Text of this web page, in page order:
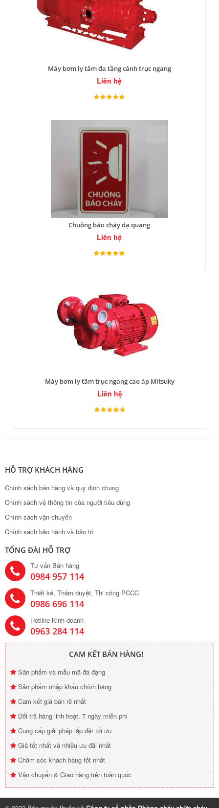
Máy bơm ly tâm đa tầng cánh trục ngang
Liên hệ
Chuông báo cháy dạ quang
Liên hệ
Máy bơm ly tâm trục ngang cao áp Mitsuky
Liên hệ
HỖ TRỢ KHÁCH HÀNG
Chính sách bán hàng và quy định chung
Chính sách vệ thông tin của người tiêu dùng
Chính sách vận chuyển
Chính sách bảo hành và bảo trì
TỔNG ĐÀI HỖ TRỢ
Tư vấn Bán hàng
0984 957 114
Thiết kế, Thẩm duyệt, Thi công PCCC
0986 696 114
Hotline Kinh doanh
0963 284 114
CAM KẾT BÁN HÀNG!
Sản phẩm và mẫu mã đa đạng
Sản phẩm nhập khẩu chính hãng
Cam kết giá bán rẻ nhất
Đổi trả hàng linh hoạt, 7 ngày miễn phí
Cung cấp giải pháp lắp đặt tối ưu
Giá tốt nhất và nhiều ưu đãi nhất
Chăm sóc khách hàng tốt nhất
Vận chuyển & Giao hàng trên toàn quốc